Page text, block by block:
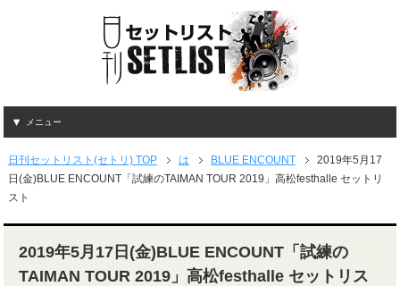
メニュー
日刊セットリスト(セトリ) TOP は BLUE ENCOUNT
2019年5月17
日(金)BLUE ENCOUNT「試練のTAIMAN TOUR 2019」高松festhalle セットリ
スト
2019年5月17日(金)BLUE ENCOUNT「試練の
TAIMAN TOUR 2019」高松festhalle セットリス